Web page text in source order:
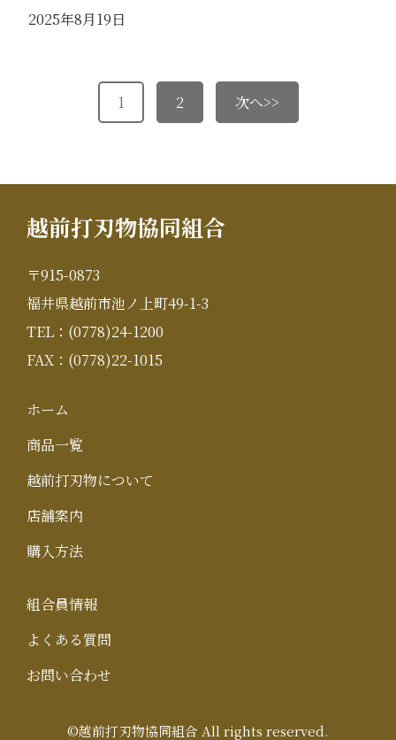
2025年8月19日
1 2 次へ>>
越前打刃物協同組合
〒915-0873
福井県越前市池ノ上町49-1-3
TEL：(0778)24-1200
FAX：(0778)22-1015
ホーム
商品一覧
越前打刃物について
店舗案内
購入方法
組合員情報
よくある質問
お問い合わせ
©越前打刃物協同組合 All rights reserved.